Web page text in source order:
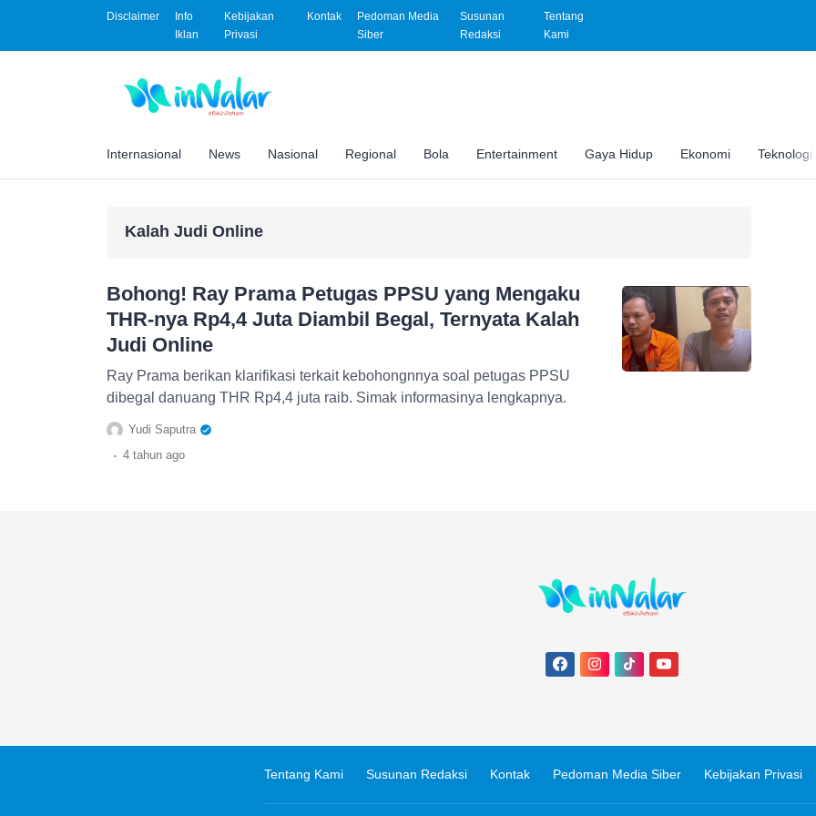
Disclaimer
Info
Iklan
Kebijakan
Privasi
Kontak
Pedoman Media
Siber
Susunan
Redaksi
Tentang
Kami
Internasional News Nasional Regional Bola Entertainment Gaya Hidup Ekonomi Teknologi
Kalah Judi Online
Bohong! Ray Prama Petugas PPSU yang Mengaku
THR-nya Rp4,4 Juta Diambil Begal, Ternyata Kalah
Judi Online
Ray Prama berikan klarifikasi terkait kebohongnnya soal petugas PPSU
dibegal danuang THR Rp4,4 juta raib. Simak informasinya lengkapnya.
Yudi Saputra
. 4 tahun ago
Tentang Kami Susunan Redaksi Kontak Pedoman Media Siber Kebijakan Privasi